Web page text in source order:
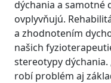
dýchania a samotné
ovplyvňujú.
a zhodnotením
našich
stereotypy
robí problém aj